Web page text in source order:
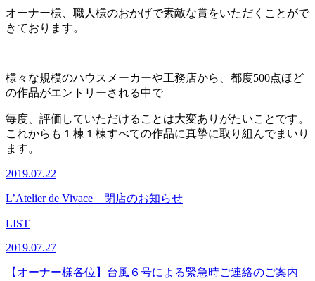
オーナー様、職人様のおかげで素敵な賞をいただくことがで
きております。
様々な規模のハウスメーカーや工務店から、都度500点ほど
の作品がエントリーされる中で
毎度、評価していただけることは大変ありがたいことです。
これからも１棟１棟すべての作品に真摯に取り組んでまいり
ます。
2019.07.22
L’Atelier de Vivace 閉店のお知らせ
LIST
2019.07.27
【オーナー様各位】台風６号による緊急時ご連絡のご案内